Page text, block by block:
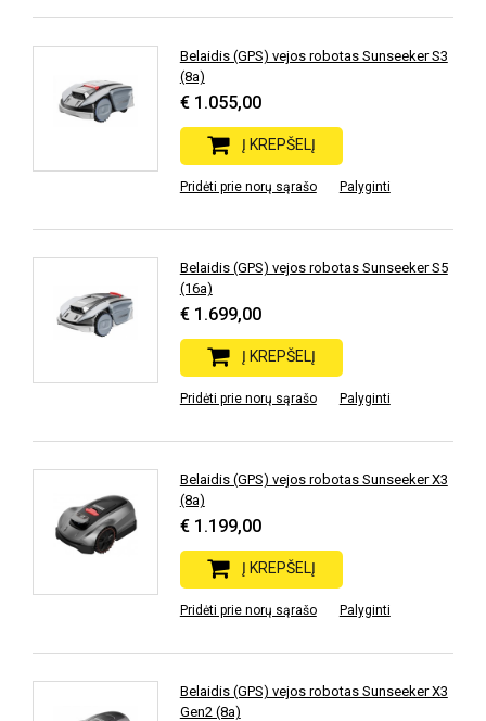
Belaidis (GPS) vejos robotas Sunseeker S3
(8a)
€ 1.055,00
Į KREPŠELĮ
Pridėti prie norų sąrašo Palyginti
Belaidis (GPS) vejos robotas Sunseeker S5
(16a)
€ 1.699,00
Į KREPŠELĮ
Pridėti prie norų sąrašo Palyginti
Belaidis (GPS) vejos robotas Sunseeker X3
(8a)
€ 1.199,00
Į KREPŠELĮ
Pridėti prie norų sąrašo Palyginti
Belaidis (GPS) vejos robotas Sunseeker X3
Gen2 (8a)